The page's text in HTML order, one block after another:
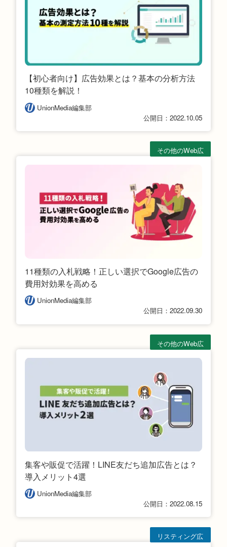
【初心者向け】広告効果とは？基本の分析方法
10種類を解説！
UnionMedia編集部
公開日：2022.10.05
11種類の入札戦略！正しい選択でGoogle広告の
費用対効果を高める
UnionMedia編集部
公開日：2022.09.30
その他のWeb広
集客や販促で活躍！LINE友だち追加広告とは？
導入メリット4選
UnionMedia編集部
公開日：2022.08.15
その他のWeb広
リスティング広